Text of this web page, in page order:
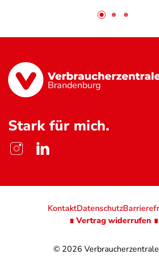
Brandenburg
Stark für mich.
© 2026
KontaktDatenschutz
∎ Vertrag widerrufen ∎